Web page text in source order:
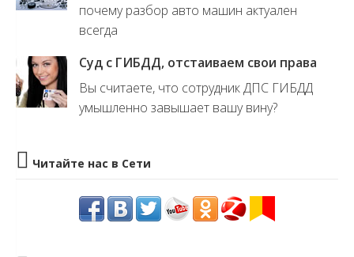
почему разбор авто машин актуален
всегда
Суд с ГИБДД, отстаиваем свои права
Вы считаете, что сотрудник ДПС ГИБДД
умышленно завышает вашу вину?
Читайте нас в Сети